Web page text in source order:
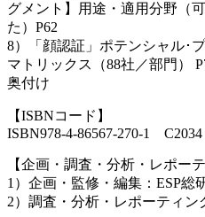
グメント】用途・適用分野（
た）P62
8）「顔認証」ポテンシャル･
マトリックス（88社／部門）
奥付け
【ISBNコード】
ISBN978-4-86567-270-1 C2034
【企画・調査・分析・レポー
1）企画・監修・編集：ESP
2）調査・分析・レポーティ